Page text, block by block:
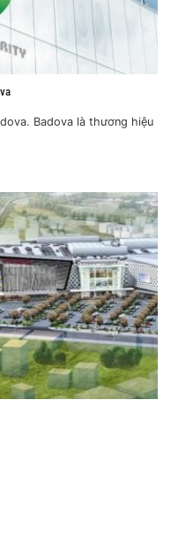
Badova là thương hiệu